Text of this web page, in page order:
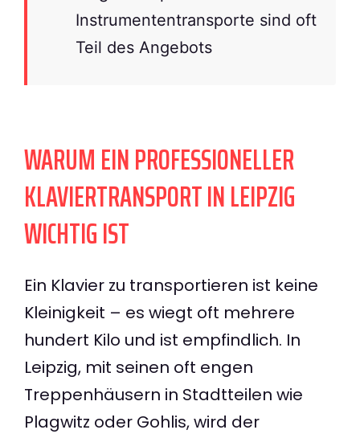
Instrumententransporte sind oft
Teil des Angebots
WARUM EIN PROFESSIONELLER
KLAVIERTRANSPORT IN LEIPZIG
WICHTIG IST
Ein Klavier zu transportieren ist keine
Kleinigkeit – es wiegt oft mehrere
hundert Kilo und ist empfindlich. In
Leipzig, mit seinen oft engen
Treppenhäusern in Stadtteilen wie
Plagwitz oder Gohlis, wird der